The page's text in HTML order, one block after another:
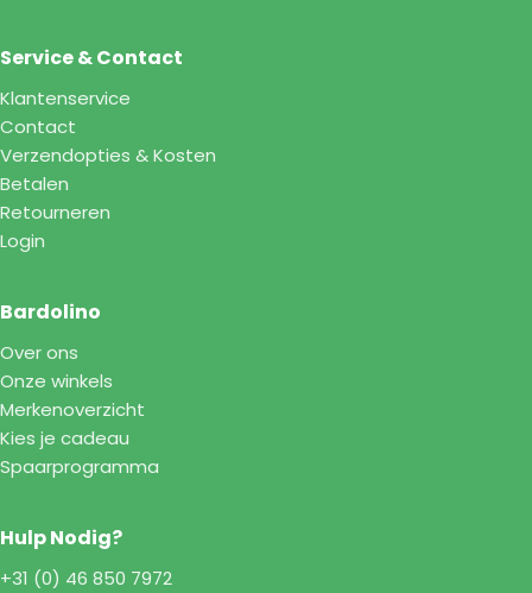
Service & Contact
Klantenservice
Contact
Verzendopties & Kosten
Betalen
Retourneren
Login
Bardolino
Over ons
Onze winkels
Merkenoverzicht
Kies je cadeau
Spaarprogramma
Hulp Nodig?
+31 (0) 46 850 7972